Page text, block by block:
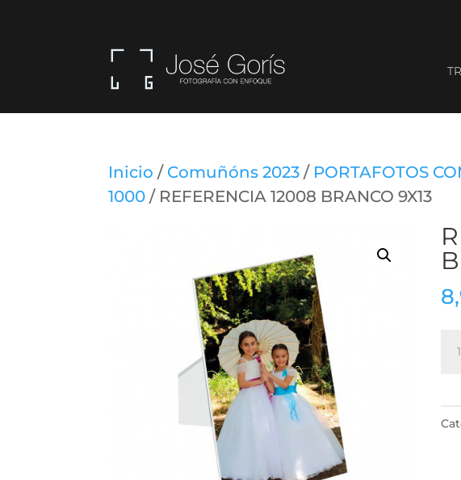
Inicio / Comuñóns 2023 / PORTAFOTOS
1000 / REFERENCIA 12008 BRANCO 9X13